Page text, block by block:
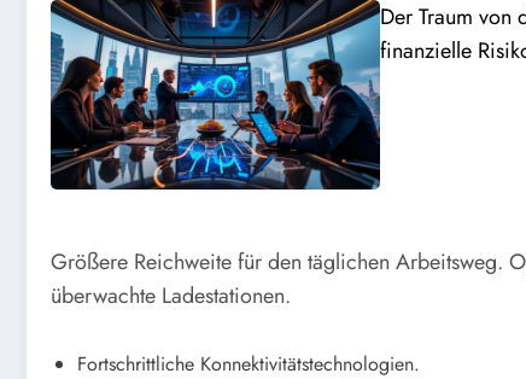
Der Traum von
finanzielle
Größere Reichweite für den täglichen Arbeitsweg.
überwachte Ladestationen.
Fortschrittliche Konnektivitätstechnologien.